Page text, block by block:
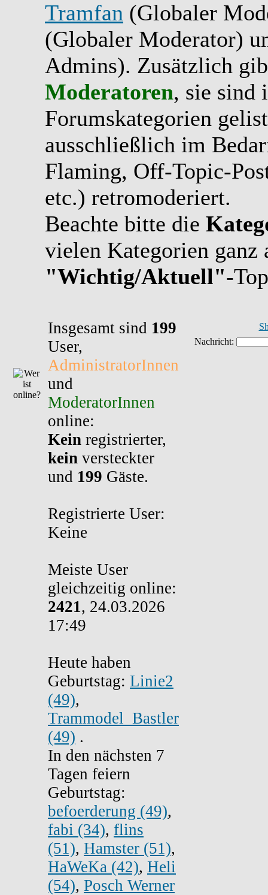
Tramfan (Globaler
(Globaler Moderator)
Admins). Zusätzlich
Moderatoren, sie sind
Forumskategorien
ausschließlich im
Flaming, Off-Topic-
etc.) retromoderiert.
Beachte bitte die
vielen Kategorien ganz
"Wichtig/Aktuell"-
Insgesamt sind 199
User,
AdministratorInnen
und
ModeratorInnen
online:
Kein registrierter,
kein versteckter
und 199 Gäste.
Registrierte User:
Keine
Meiste User
gleichzeitig online:
2421, 24.03.2026
17:49
Heute haben
Geburtstag: Linie2
(49),
Trammodel_Bastler
(49) .
In den nächsten 7
Tagen feiern
Geburtstag:
befoerderung (49),
fabi (34), flins
(51), Hamster (51),
HaWeKa (42), Heli
(54), Posch Werner